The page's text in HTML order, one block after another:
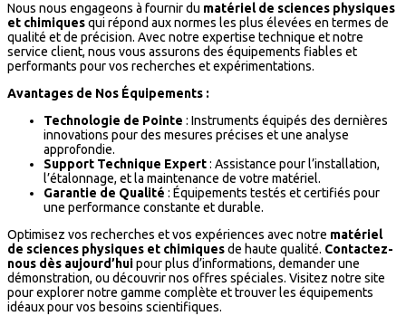
Nous nous engageons à fournir du matériel de sciences physiques
et chimiquesqui répond aux normes les plus élevées en termes de
qualité et de précision. Avec notre expertise technique et notre
service client, nous vous assurons des équipements fiables et
performants pour vos recherches et expérimentations.
Avantages de Nos Équipements :
Technologie de Pointe : Instruments équipés des dernières
innovations pour des mesures précises et une analyse
approfondie.
Support Technique Expert: Assistance pour l’installation,
l’étalonnage, et la maintenance de votre matériel.
Garantie de Qualité : Équipements testés et certifiés pour
une performance constante et durable.
Optimisez vos recherches et vos expériences avec notre matériel
de sciences physiques et chimiquesde haute qualité. Contactez-
nous dès aujourd’huipour plus d’informations, demander une
démonstration, ou découvrir nos offres spéciales. Visitez notre site
pour explorer notre gamme complète et trouver les équipements
idéaux pour vos besoins scientifiques.